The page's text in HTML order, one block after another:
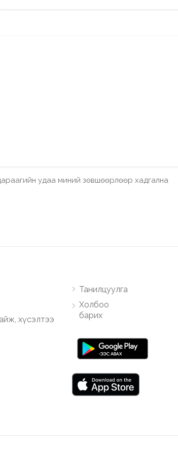
удаа миний зөвшөөрлөөр хадгална
хүсэлтээ
Танилцуулга
Холбоо
барих